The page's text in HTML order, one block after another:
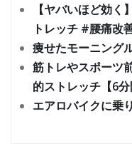
【ヤバいほど効く
トレッチ #腰痛改
痩せたモーニング
筋トレやスポーツ
的ストレッチ【6分
エアロバイクに乗